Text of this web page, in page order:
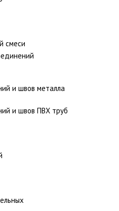
смеси
и швов металла
и швов ПВХ труб